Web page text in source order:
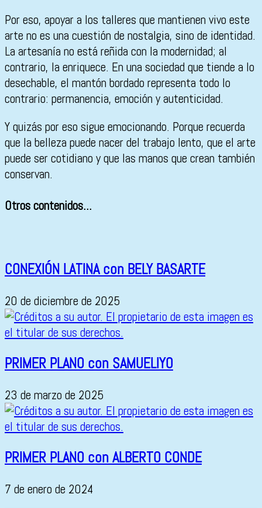
Por eso, apoyar a los talleres que mantienen vivo este
arte no es una cuestión de nostalgia, sino de identidad.
La artesanía no está reñida con la modernidad; al
contrario, la enriquece. En una sociedad que tiende a lo
desechable, el mantón bordado representa todo lo
contrario: permanencia, emoción y autenticidad.
Y quizás por eso sigue emocionando. Porque recuerda
que la belleza puede nacer del trabajo lento, que el arte
puede ser cotidiano y que las manos que crean también
conservan.
Otros contenidos...
CONEXIÓN LATINA con BELY BASARTE
20 de diciembre de 2025
PRIMER PLANO con SAMUELIYO
23 de marzo de 2025
PRIMER PLANO con ALBERTO CONDE
7 de enero de 2024